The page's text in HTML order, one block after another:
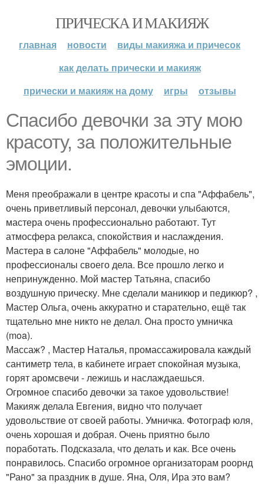
ПРИЧЕСКА И МАКИЯЖ
главная новости
виды макияжа и причесок
как делать прически и макияж
прически и макияж на дому
игры отзывы
Спасибо девочки за эту мою
красоту, за положительные
эмоции.
Меня преображали в центре красоты и спа "Аффабель",
очень приветливый персонал, девочки улыбаются,
мастера очень профессионально работают. Тут
атмосфера релакса, спокойствия и наслаждения.
Мастера в салоне "Аффабель" молодые, но
профессионалы своего дела. Все прошло легко и
непринужденно. Мой мастер Татьяна, спасибо
воздушную прическу. Мне сделали маникюр и педикюр? ,
Мастер Ольга, очень аккуратно и старательно, ещё так
тщательно мне никто не делал. Она просто умничка
(moa).
Массаж? , Мастер Наталья, промассажировала каждый
сантиметр тела, в кабинете играет спокойная музыка,
горят аромсвечи - лежишь и наслаждаешься.
Огромное спасибо девочки за такое удовольствие!
Макияж делала Евгения, видно что получает
удовольствие от своей работы. Умничка. Фотограф юля,
очень хорошая и добрая. Очень приятно было
поработать. Подсказала, что делать и как. Все очень
понравилось. Спасибо огромное организаторам роорнд
"Рано" за праздник в душе. Яна, Оля, Ира это вам?